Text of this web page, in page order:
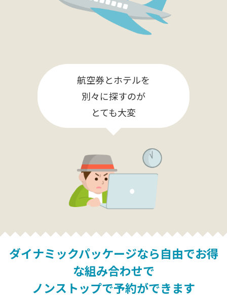
航空券とホテルを
別々に探すのが
とても大変
ダイナミックパッケージなら自由でお得
な組み合わせで
ノンストップで予約ができます